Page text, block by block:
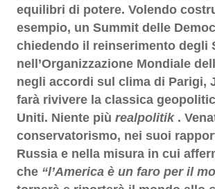
equilibri di potere. Volendo
esempio, un Summit delle
chiedendo il reinserimento degli
nell’Organizzazione Mondiale
negli accordi sul clima di Parigi,
farà rivivere la classica
Uniti. Niente più realpolitik.
conservatorismo, nei suoi
Russia e nella misura in cui
che “l’America è un faro per il